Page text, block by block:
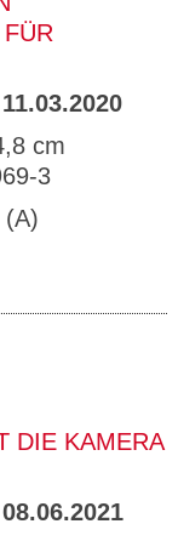
11.03.2020
cm
3
(A)
DIE KAMERA
08.06.2021